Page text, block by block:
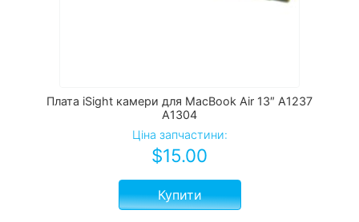
Плата iSight камери для MacBook Air 13″ A1237
A1304
Ціна запчастини:
$15.00
Купити